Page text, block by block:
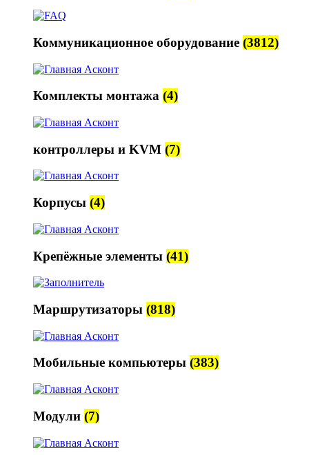
Коммуникационное оборудование (3812)
Комплекты монтажа (4)
контроллеры и KVM (7)
Корпусы (4)
Крепёжные элементы (41)
Маршрутизаторы (818)
Мобильные компьютеры (383)
Модули (7)